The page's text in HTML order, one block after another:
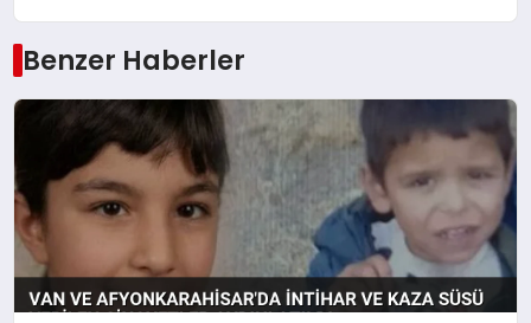
Benzer Haberler